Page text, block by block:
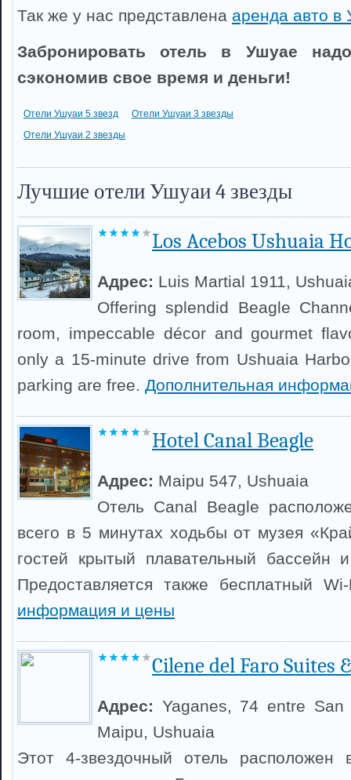
Так же у нас представлена аренда авто в
Забронировать отель в Ушуае надо
сэкономив свое время и деньги!
Отели Ушуаи 5 звезд
Отели Ушуаи 3 звезды
Отели Ушуаи 2 звезды
Лучшие отели Ушуаи 4 звезды
Los Acebos Ushuaia
Адрес: Luis Martial 1911,
Offering splendid Beagle
room, impeccable décor and gourmet
only a 15-minute drive from Ushuaia
parking are free. Дополнительная
Hotel Canal Beagle
Адрес: Maipu 547, Ushuaia
Отель Canal Beagle
всего в 5 минутах ходьбы от музея
гостей крытый плавательный бассейн
Предоставляется также бесплатный
информация и цены
Cilene del Faro Suites
Адрес: Yaganes, 74 entre
Maipu, Ushuaia
Этот 4-звездочный отель расположен